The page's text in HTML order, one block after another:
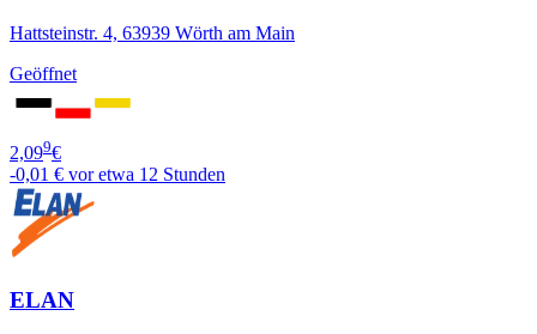
Hattsteinstr. 4, 63939 Wörth am Main
Geöffnet
2,099€
-0,01 € vor etwa 12 Stunden
ELAN